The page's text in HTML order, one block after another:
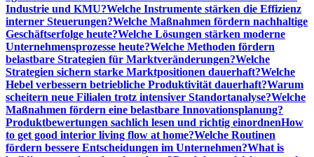
Industrie und KMU?Welche Instrumente stärken die Effizienz
interner Steuerungen?Welche Maßnahmen fördern nachhaltige
Geschäftserfolge heute?Welche Lösungen stärken moderne
Unternehmensprozesse heute?Welche Methoden fördern
belastbare Strategien für Marktveränderungen?Welche
Strategien sichern starke Marktpositionen dauerhaft?Welche
Hebel verbessern betriebliche Produktivität dauerhaft?Warum
scheitern neue Filialen trotz intensiver Standortanalyse?Welche
Maßnahmen fördern eine belastbare Innovationsplanung?
Produktbewertungen sachlich lesen und richtig einordnenHow
to get good interior living flow at home?Welche Routinen
fördern bessere Entscheidungen im Unternehmen?What is